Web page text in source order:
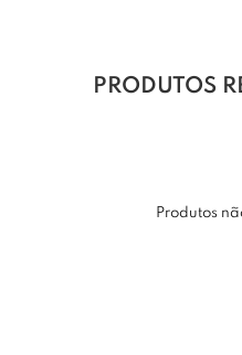
PRODUTOS
Produtos